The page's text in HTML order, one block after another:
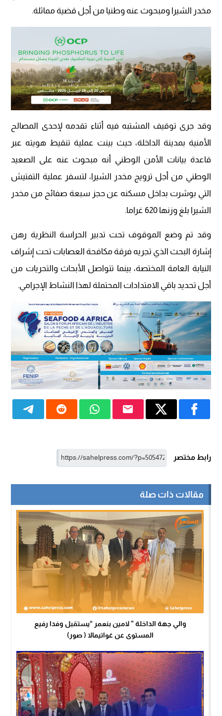
مخدر الشيرا ومبحوث عنه وطنيا من أجل قضية مماثلة.
وقد جرى توقيف المشتبه فيه أثناء تقدمه لإحدى المصالح
الأمنية بمدينة الداخلة، حيث بينت عملية تنقيط هويته عبر
قاعدة بيانات الأمن الوطني أنه مبحوث عنه على الصعيد
الوطني من أجل ترويج مخدر الشيرا، لتسفر عملية التفتيش
التي بوشرت بداخل مسكنه عن حجز سبعة صفائح من مخدر
الشيرا بلغ وزنها 620 غراما.
وقد تم وضع الموقوف تحت تدبير الحراسة النظرية رهن
إشارة البحث الذي تجريه فرقة مكافحة العصابات تحت إشراف
النيابة العامة المختصة، بينما تتواصل الأبحاث والتحريات من
أجل تحديد باقي الامتدادات المحتملة لهذا النشاط الإجرامي.
رابط مختصر
مقالات ذات صلة
والي جهة الداخلة ” لامين بنعمر “يستقبل وفدا رفيع
المستوى عن غواتيمالا ( صور)